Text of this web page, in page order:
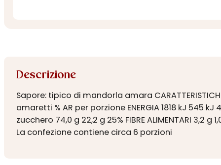
Descrizione
Sapore: tipico di mandorla amara
amaretti % AR per porzione ENERGIA 1818 kJ 545 kJ
zucchero 74,0 g 22,2 g 25% FIBRE ALIMENTARI 3,2
La confezione contiene circa 6 porzioni